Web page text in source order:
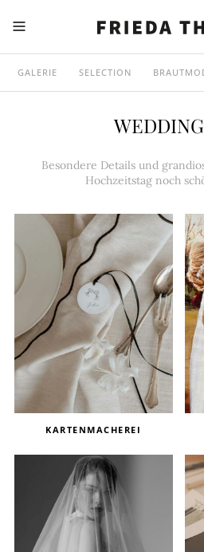
GALERIE SELECTION
Besondere Details und
Hochzeitstag noch
KARTENMACHEREI